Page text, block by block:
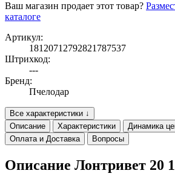
Ваш магазин продает этот товар?
каталоге
Артикул:
18120712792821787537
Штрихкод:
---
Бренд:
Пчелодар
Все характеристики ↓
Описание
Характеристики Динамика
Оплата и Доставка
Вопросы
Описание Лонтривет 20